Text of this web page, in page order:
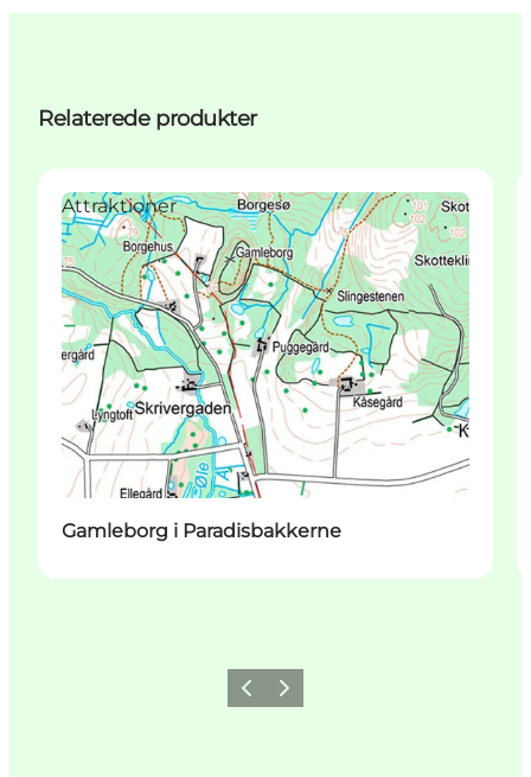
Relaterede produkter
Attraktioner
Gamleborg i Paradisbakkerne
ForrigeNæste